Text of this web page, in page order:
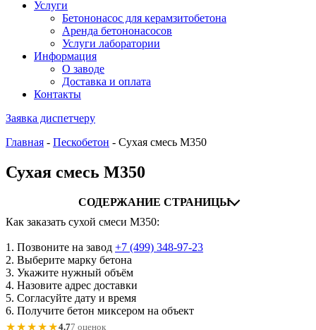
Услуги
Бетононасос для керамзитобетона
Аренда бетононасосов
Услуги лаборатории
Информация
О заводе
Доставка и оплата
Контакты
Заявка диспетчеру
Главная - Пескобетон - Сухая смесь М350
Сухая смесь М350
СОДЕРЖАНИЕ СТРАНИЦЫ
Как заказать сухой смеси М350:
1. Позвоните на завод +7 (499) 348-97-23
2. Выберите марку бетона
3. Укажите нужный объём
4. Назовите адрес доставки
5. Согласуйте дату и время
6. Получите бетон миксером на объект
★★★★★4.77 оценок